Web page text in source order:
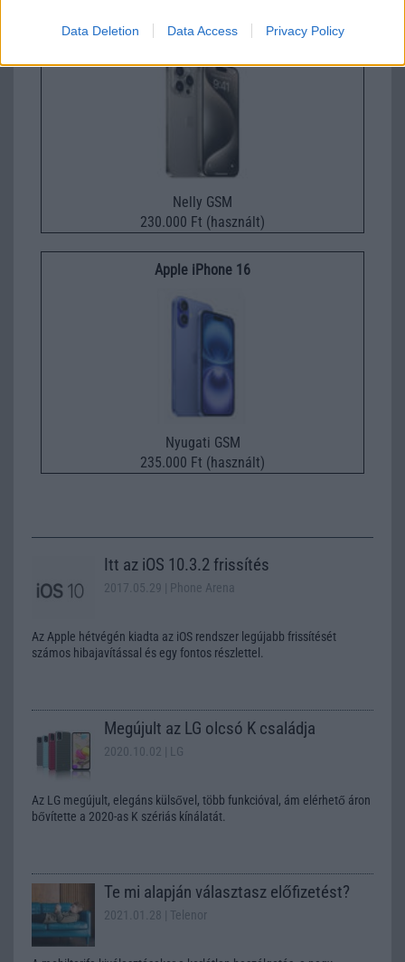
Data Deletion Data Access Privacy Policy
Apple iPhone 15 Pro Max
Nelly GSM
230.000 Ft (használt)
Apple iPhone 16
Nyugati GSM
235.000 Ft (használt)
Itt az iOS 10.3.2 frissítés
2017.05.29 | Phone Arena
Az Apple hétvégén kiadta az iOS rendszer legújabb frissítését
számos hibajavítással és egy fontos részlettel.
Megújult az LG olcsó K családja
2020.10.02 | LG
Az LG megújult, elegáns külsővel, több funkcióval, ám elérhető áron
bővítette a 2020-as K szériás kínálatát.
Te mi alapján választasz előfizetést?
2021.01.28 | Telenor